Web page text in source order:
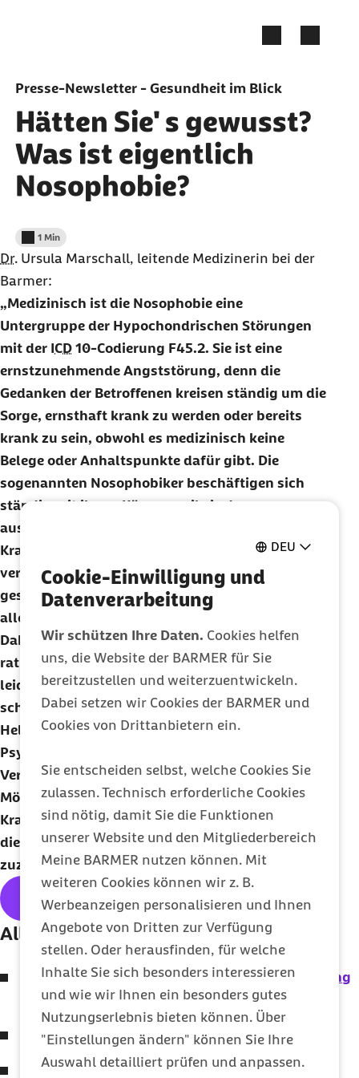
DEU
Cookie-Einwilligung und
Datenverarbeitung
Wir schützen Ihre Daten. Cookies helfen
uns, die Website der BARMER für Sie
bereitzustellen und weiterzuentwickeln.
Dabei setzen wir Cookies der BARMER und
Cookies von Drittanbietern ein.
Sie entscheiden selbst, welche Cookies Sie
zulassen. Technisch erforderliche Cookies
sind nötig, damit Sie die Funktionen
unserer Website und den Mitgliederbereich
Meine BARMER nutzen können. Mit
weiteren Cookies können wir z. B.
Werbeanzeigen personalisieren und Ihnen
Angebote von Dritten zur Verfügung
stellen. Oder herausfinden, für welche
Inhalte Sie sich besonders interessieren
und wie wir Ihnen ein besonders gutes
Nutzungserlebnis bieten können. Über
"Einstellungen ändern" können Sie Ihre
Auswahl detailliert prüfen und anpassen.
Presse-Newsletter - Gesundheit im Blick
Hätten Sie' s gewusst?
Was ist eigentlich
Nosophobie?
Lesedauer weniger als
1 Min
Dr. Ursula Marschall, leitende Medizinerin bei der
Barmer:
Medizinisch ist die Nosophobie eine
Untergruppe der Hypochondrischen Störungen
mit der ICD 10-Codierung F45.2. Sie ist eine
ernstzunehmende Angststörung, denn die
Gedanken der Betroffenen kreisen ständig um die
Sorge, ernsthaft krank zu werden oder bereits
krank zu sein, obwohl es medizinisch keine
Belege oder Anhaltspunkte dafür gibt. Die
sogenannten Nosophobiker beschäftigen sich
ständig mit ihrem Körper, weil sie davon
ausgehen, dass die Ärzte ihre fortschreitende
Krankheit oder Krankheiten nicht erkennen. Sie
versuchen aus Sorge vor einer Erkrankung so
gesund wie möglich zu leben und versuchen
alles, was sie krankmachen könnte, zu meiden.
Dabei wissen sie in der Regel, dass es keinen
rationalen Anlass für ihre Sorge gibt, denn sie
leiden nicht unter Wahnvorstellungen. Dennoch
schaffen sie es nicht, diese Ängste abzustellen.
Helfen kann bei gesicherter Diagnose häufig eine
Psychotherapie, beispielsweise eine kognitive
Verhaltenstherapie. In dieser werden
Möglichkeiten gesucht, die vermeintlichen
Krankheitssymptome nicht über zu bewerten und
die Möglichkeit für alternative Ursachen
zuzulassen.
Hier geht's zum kostenlosen Abo
Alle Themen der Ausgabe:
Frühjahrsmüdigkeit: Frische Luft und Bewegung
helfen
Pilates: Körper und Geist im Einklang
Kopfschmerz bei Kindern: Mehr als nur lästig